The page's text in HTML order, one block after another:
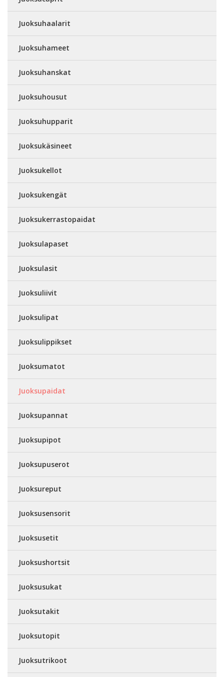
Juoksuhaalarit
Juoksuhameet
Juoksuhanskat
Juoksuhousut
Juoksuhupparit
Juoksukäsineet
Juoksukellot
Juoksukengät
Juoksukerrastopaidat
Juoksulapaset
Juoksulasit
Juoksuliivit
Juoksulipat
Juoksulippikset
Juoksumatot
Juoksupaidat
Juoksupannat
Juoksupipot
Juoksupuserot
Juoksureput
Juoksusensorit
Juoksusetit
Juoksushortsit
Juoksusukat
Juoksutakit
Juoksutopit
Juoksutrikoot